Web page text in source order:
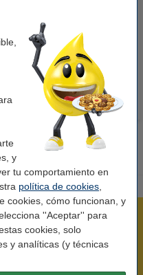
y
tu comportamiento en
política de cookies
cookies, cómo funcionan, y
''Aceptar'' para
cookies, solo
y analíticas (y técnicas
Power AA - LR06 - MN1500 - 24
unidades
14,50 € Incl. 21% IVA